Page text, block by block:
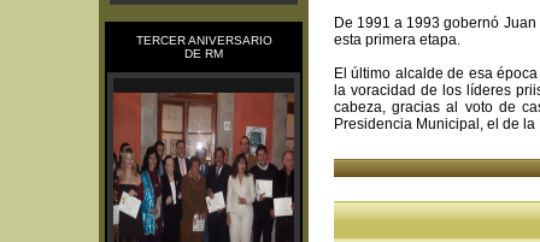
TERCER ANIVERSARIO
DE RM
De 1991 a 1993 gobernó
esta primera etapa.
El último alcalde de esa
la voracidad de los líderes
cabeza, gracias al voto de
Presidencia Municipal, el de